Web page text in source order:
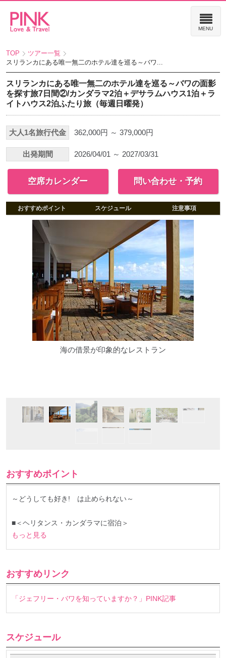
TOP
ツアー一覧
スリランカにある唯一無二のホテル達を巡る～バワ...
スリランカにある唯一無二のホテル達を巡る～バワの面影
を探す旅7日間②/カンダラマ2泊＋デサラムハウス1泊＋ラ
イトハウス2泊ふたり旅（毎週日曜発）
大人1名旅行代金 362,000円 ～ 379,000円
出発期間 2026/04/01 ～ 2027/03/31
空席カレンダー 問い合わせ・予約
おすすめポイント スケジュール 注意事項
海の借景が印象的なレストラン
おすすめポイント
～どうしても好き! は止められない～
■＜ヘリタンス・カンダラマに宿泊＞
もっと見る
おすすめリンク
「ジェフリー・バワを知っていますか？」PINK記事
スケジュール